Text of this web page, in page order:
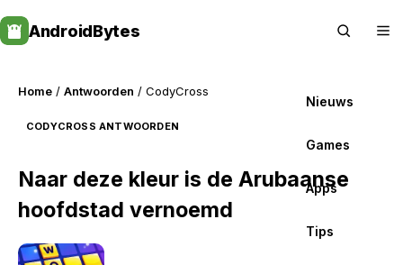
to
content
AndroidBytes
Nieuws
Games
Apps
Tips
Home / Antwoorden / CodyCross
CODYCROSS ANTWOORDEN
Naar deze kleur is de Arubaanse
hoofdstad vernoemd